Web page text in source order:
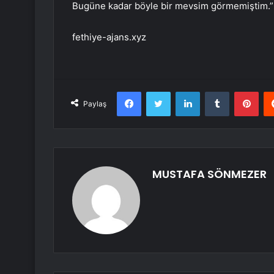
Bugüne kadar böyle bir mevsim görmemiştim.”
fethiye-ajans.xyz
Paylaş
FacebookTwitter LinkedInTumblr
MUSTAFA SÖNMEZER